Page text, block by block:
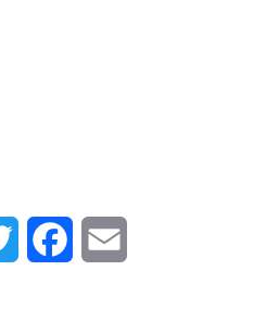
Twitter Facebook